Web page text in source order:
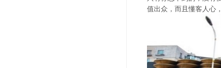
值出众，而且懂客人心